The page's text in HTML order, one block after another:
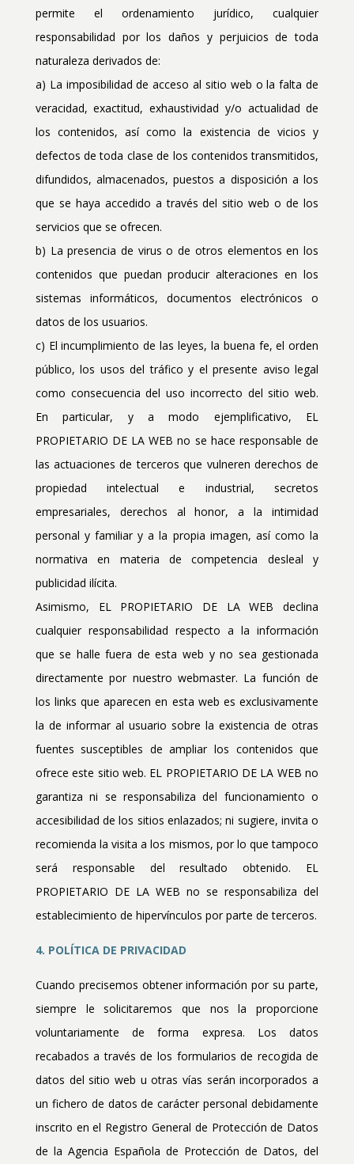
permite el ordenamiento jurídico, cualquier
responsabilidad por los daños y perjuicios de toda
naturaleza derivados de:
a) La imposibilidad de acceso al sitio web o la falta de
veracidad, exactitud, exhaustividad y/o actualidad de
los contenidos, así como la existencia de vicios y
defectos de toda clase de los contenidos transmitidos,
difundidos, almacenados, puestos a disposición a los
que se haya accedido a través del sitio web o de los
servicios que se ofrecen.
b) La presencia de virus o de otros elementos en los
contenidos que puedan producir alteraciones en los
sistemas informáticos, documentos electrónicos o
datos de los usuarios.
c) El incumplimiento de las leyes, la buena fe, el orden
público, los usos del tráfico y el presente aviso legal
como consecuencia del uso incorrecto del sitio web.
En particular, y a modo ejemplificativo, EL
PROPIETARIO DE LA WEB no se hace responsable de
las actuaciones de terceros que vulneren derechos de
propiedad intelectual e industrial, secretos
empresariales, derechos al honor, a la intimidad
personal y familiar y a la propia imagen, así como la
normativa en materia de competencia desleal y
publicidad ilícita.
Asimismo, EL PROPIETARIO DE LA WEB declina
cualquier responsabilidad respecto a la información
que se halle fuera de esta web y no sea gestionada
directamente por nuestro webmaster. La función de
los links que aparecen en esta web es exclusivamente
la de informar al usuario sobre la existencia de otras
fuentes susceptibles de ampliar los contenidos que
ofrece este sitio web. EL PROPIETARIO DE LA WEB no
garantiza ni se responsabiliza del funcionamiento o
accesibilidad de los sitios enlazados; ni sugiere, invita o
recomienda la visita a los mismos, por lo que tampoco
será responsable del resultado obtenido. EL
PROPIETARIO DE LA WEB no se responsabiliza del
establecimiento de hipervínculos por parte de terceros.
4. POLÍTICA DE PRIVACIDAD
Cuando precisemos obtener información por su parte,
siempre le solicitaremos que nos la proporcione
voluntariamente de forma expresa. Los datos
recabados a través de los formularios de recogida de
datos del sitio web u otras vías serán incorporados a
un fichero de datos de carácter personal debidamente
inscrito en el Registro General de Protección de Datos
de la Agencia Española de Protección de Datos, del